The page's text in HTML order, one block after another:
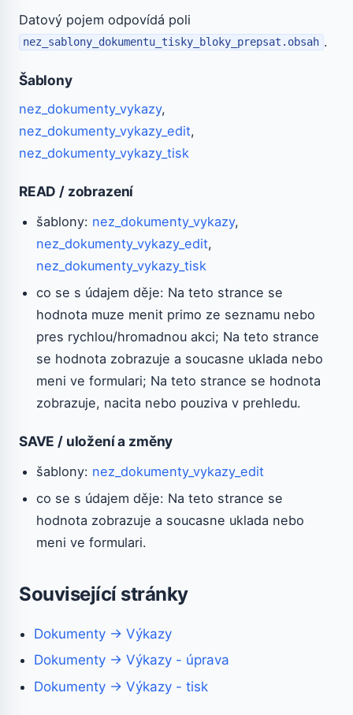
Datový pojem odpovídá poli
nez_sablony_dokumentu_tisky_bloky_prepsat.obsah .
Šablony
nez_dokumenty_vykazy,
nez_dokumenty_vykazy_edit,
nez_dokumenty_vykazy_tisk
READ / zobrazení
šablony: nez_dokumenty_vykazy,
nez_dokumenty_vykazy_edit,
nez_dokumenty_vykazy_tisk
co se s údajem děje: Na teto strance se
hodnota muze menit primo ze seznamu nebo
pres rychlou/hromadnou akci; Na teto strance
se hodnota zobrazuje a soucasne uklada nebo
meni ve formulari; Na teto strance se hodnota
zobrazuje, nacita nebo pouziva v prehledu.
SAVE / uložení a změny
šablony: nez_dokumenty_vykazy_edit
co se s údajem děje: Na teto strance se
hodnota zobrazuje a soucasne uklada nebo
meni ve formulari.
Související stránky
Dokumenty → Výkazy
Dokumenty → Výkazy - úprava
Dokumenty → Výkazy - tisk